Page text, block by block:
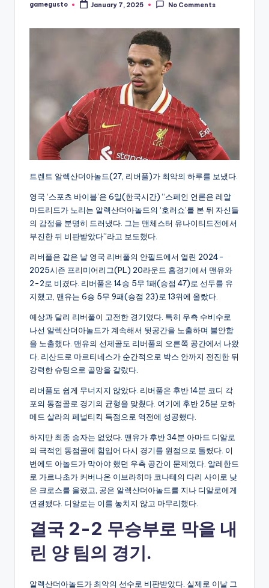
Posted
gamegusto January 7, 2025 No Comments
트렌트 알렉산더아놀드(27, 리버풀)가 최악의 하루를 보냈다.
영국 ‘스포츠 바이블’은 6일(한국시간) “스페인 언론은 레알
마드리드가 노리는 알렉산더아놀드의 ‘호러쇼’를 본 뒤 자신들
의 감정을 분명히 드러냈다. 그는 맨체스터 유나이티드전에서
부진한 뒤 비판받았다”라고 보도했다.
리버풀은 같은 날 영국 리버풀의 안필드에서 열린 2024-
2025시즌 프리미어리그(PL) 20라운드 홈경기에서 맨유와
2-2로 비겼다. 리버풀은 14승 5무 1패(승점 47)로 선두를 유
지했고, 맨유는 6승 5무 9패(승점 23)로 13위에 올랐다.
예상과 달리 리버풀이 고전한 경기였다. 특히 우측 수비수로
나선 알렉산더아놀드가 계속해서 뒷공간을 노출하며 불안함
을 노출했다. 맨유의 선제골도 리버풀의 오른쪽 공간에서 나왔
다. 리산드로 마르티네스가 순간적으로 박스 안까지 전진한 뒤
강력한 슈팅으로 골망을 갈랐다.
리버풀도 쉽게 무너지지 않았다. 리버풀은 후반 14분 코디 각
포의 동점골로 경기의 균형을 맞췄다. 여기에 후반 25분 모하
메드 살라의 페널티킥 득점으로 역전에 성공했다.
하지만 최종 승자는 없었다. 맨유가 후반 34분 아마드 디알로
의 극적인 동점골에 힘입어 다시 경기를 원점으로 돌렸다. 이
번에도 아놀드가 막아야 했던 우측 공간이 문제였다. 알레한드
로 가르나초가 커버나온 이브라히마 코나테의 다리 사이로 낮
은 크로스를 올렸고, 공은 알렉산더아놀드를 지나 디알로에게
연결됐다. 디알로는 이를 놓치지 않고 마무리했다.
결국 2-2 무승부로 막을 내
린 양 팀의 경기.
알렉산더아놀드가 최악의 선수로 비판받았다. 실제로 이날 그